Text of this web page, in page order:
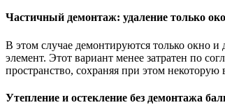
Частичный демонтаж: удаление только
В этом случае демонтируются только окно
элемент. Этот вариант менее затратен по
пространство, сохраняя при этом
Утепление и остекление без демонтажа